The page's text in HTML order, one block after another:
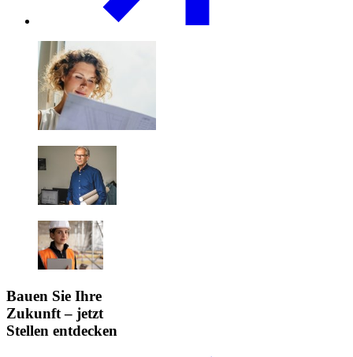
Bauen Sie Ihre
Zukunft – jetzt
Stellen entdecken